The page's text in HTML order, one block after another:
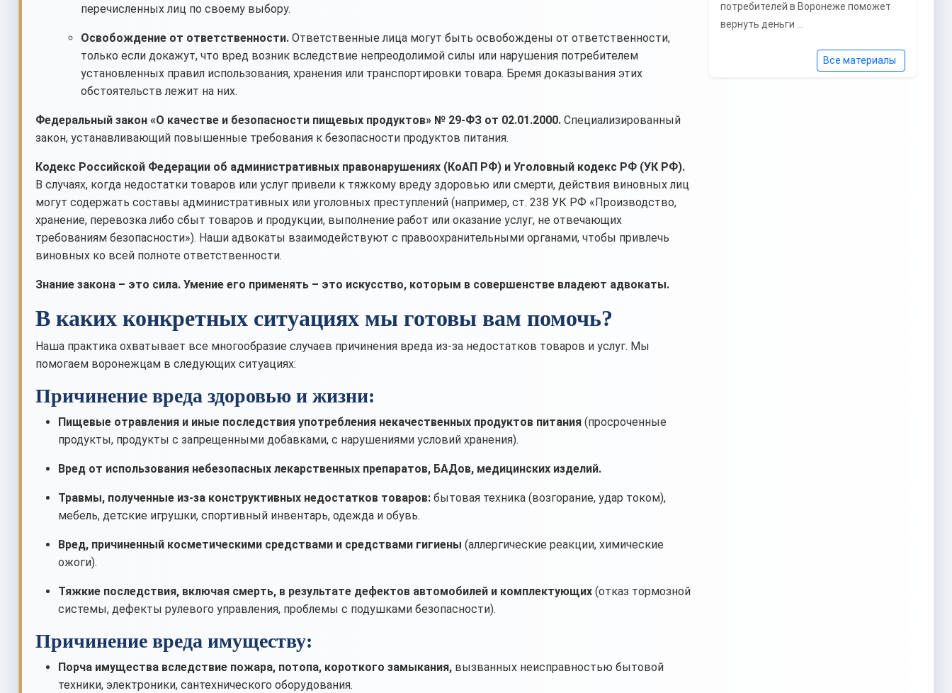
перечисленных лиц по своему выбору.
Освобождение от ответственности. Ответственные лица могут быть освобождены от ответственности,
только если докажут, что вред возник вследствие непреодолимой силы или нарушения потребителем
установленных правил использования, хранения или транспортировки товара. Бремя доказывания этих
обстоятельств лежит на них.
Федеральный закон «О качестве и безопасности пищевых продуктов» № 29-ФЗ от 02.01.2000. Специализированный
закон, устанавливающий повышенные требования к безопасности продуктов питания.
Кодекс Российской Федерации об административных правонарушениях (КоАП РФ) и Уголовный кодекс РФ (УК РФ).
В случаях, когда недостатки товаров или услуг привели к тяжкому вреду здоровью или смерти, действия виновных лиц
могут содержать составы административных или уголовных преступлений (например, ст. 238 УК РФ «Производство,
хранение, перевозка либо сбыт товаров и продукции, выполнение работ или оказание услуг, не отвечающих
требованиям безопасности»). Наши адвокаты взаимодействуют с правоохранительными органами, чтобы привлечь
виновных ко всей полноте ответственности.
Знание закона – это сила. Умение его применять – это искусство, которым в совершенстве владеют адвокаты.
В каких конкретных ситуациях мы готовы вам помочь?
Наша практика охватывает все многообразие случаев причинения вреда из-за недостатков товаров и услуг. Мы
помогаем воронежцам в следующих ситуациях:
Причинение вреда здоровью и жизни:
Пищевые отравления и иные последствия употребления некачественных продуктов питания (просроченные
продукты, продукты с запрещенными добавками, с нарушениями условий хранения).
Вред от использования небезопасных лекарственных препаратов, БАДов, медицинских изделий.
Травмы, полученные из-за конструктивных недостатков товаров: бытовая техника (возгорание, удар током),
мебель, детские игрушки, спортивный инвентарь, одежда и обувь.
Вред, причиненный косметическими средствами и средствами гигиены (аллергические реакции, химические
ожоги).
Тяжкие последствия, включая смерть, в результате дефектов автомобилей и комплектующих (отказ тормозной
системы, дефекты рулевого управления, проблемы с подушками безопасности).
Причинение вреда имуществу:
Порча имущества вследствие пожара, потопа, короткого замыкания, вызванных неисправностью бытовой
техники, электроники, сантехнического оборудования.
потребителей в Воронеже поможет
вернуть деньги …
Все материалы